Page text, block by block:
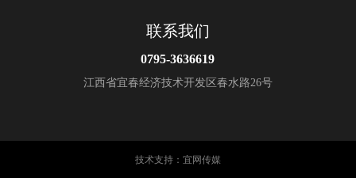
联系我们
0795-3636619
江西省宜春经济技术开发区春水路26号
技术支持： 宜网传媒